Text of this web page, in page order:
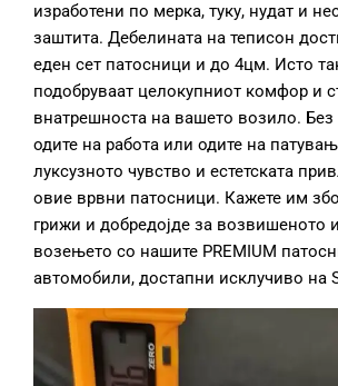
изработени по мерка, туку, нудат и
заштита. Дебелината на теписон
еден сет патосници и до 4цм. Исто
подобруваат целокупниот комфор и
внатрешноста на вашето возило. Без
одите на работа или одите на
луксузното чувство и естетската
овие врвни патосници. Кажете им
грижи и добредојде за возвишеното
возењето со нашите PREMIUM
автомобили, достапни исклучиво на